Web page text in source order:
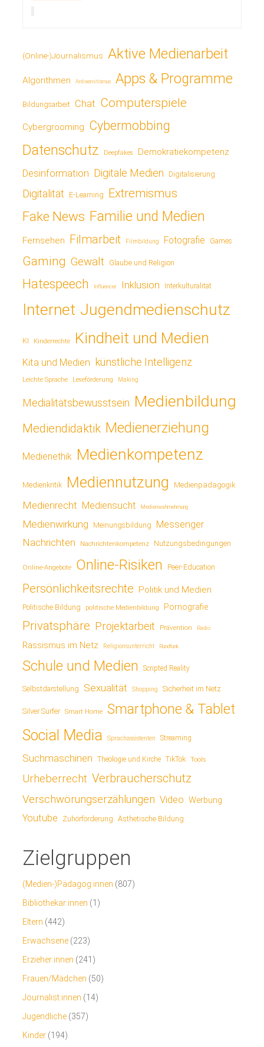
(Online-)Journalismus Aktive Medienarbeit
Algorithmen Antisemitismus Apps & Programme
Bildungsarbeit Chat Computerspiele
Cybergrooming Cybermobbing
Datenschutz Deepfakes Demokratiekompetenz
Desinformation Digitale Medien Digitalisierung
Digitalität E-Learning Extremismus
Fake News Familie und Medien
Fernsehen Filmarbeit Filmbildung Fotografie Games
Gaming Gewalt Glaube und Religion
Hatespeech Influencer Inklusion Interkulturalität
Internet Jugendmedienschutz
KI Kinderrechte Kindheit und Medien
Kita und Medien künstliche Intelligenz
Leichte Sprache Leseförderung Making
Medialitätsbewusstsein Medienbildung
Mediendidaktik Medienerziehung
Medienethik Medienkompetenz
Medienkritik Mediennutzung Medienpädagogik
Medienrecht Mediensucht Medienwahrnehmung
Medienwirkung Meinungsbildung Messenger
Nachrichten Nachrichtenkompetenz Nutzungsbedingungen
Online-Angebote Online-Risiken Peer-Education
Persönlichkeitsrechte Politik und Medien
Politische Bildung politische Medienbildung Pornografie
Privatsphäre Projektarbeit Prävention Radio
Rassismus im Netz Religionsunterricht Rundfunk
Schule und Medien Scripted Reality
Selbstdarstellung Sexualität Shopping Sicherheit im Netz
Silver Surfer Smart Home Smartphone & Tablet
Social Media Sprachassistenten Streaming
Suchmaschinen Theologie und Kirche TikTok Tools
Urheberrecht Verbraucherschutz
Verschwörungserzählungen Video Werbung
Youtube Zuhörförderung Ästhetische Bildung
Zielgruppen
(Medien-)Pädagog:innen (807)
Bibliothekar:innen (1)
Eltern (442)
Erwachsene (223)
Erzieher:innen (241)
Frauen/Mädchen (50)
Journalist:innen (14)
Jugendliche (357)
Kinder (194)